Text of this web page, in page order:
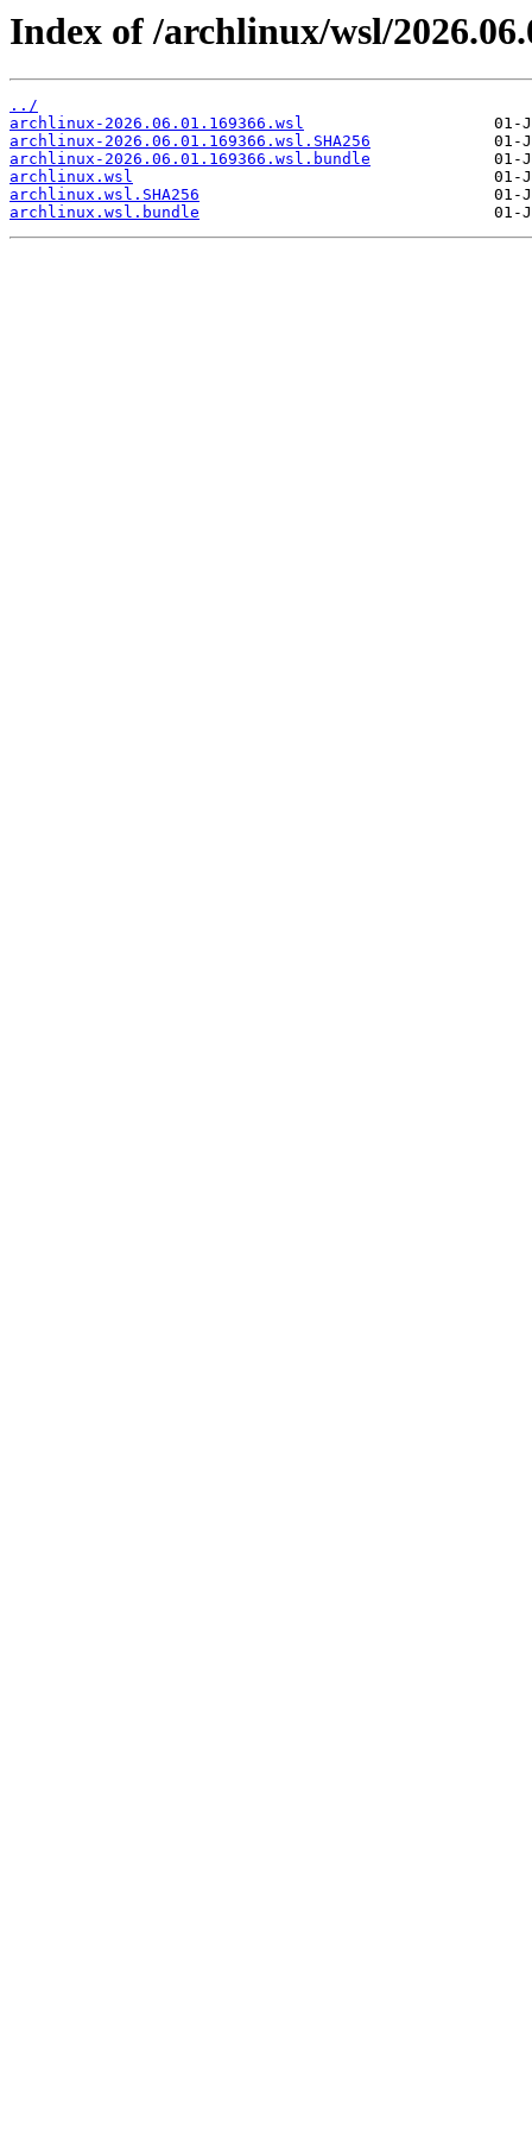
Index of /archlinux/wsl/
../
archlinux-2026.06.01.169366.wsl
archlinux-2026.06.01.169366.wsl.SHA256
archlinux-2026.06.01.169366.wsl.bundle
archlinux.wsl
archlinux.wsl.SHA256
archlinux.wsl.bundle